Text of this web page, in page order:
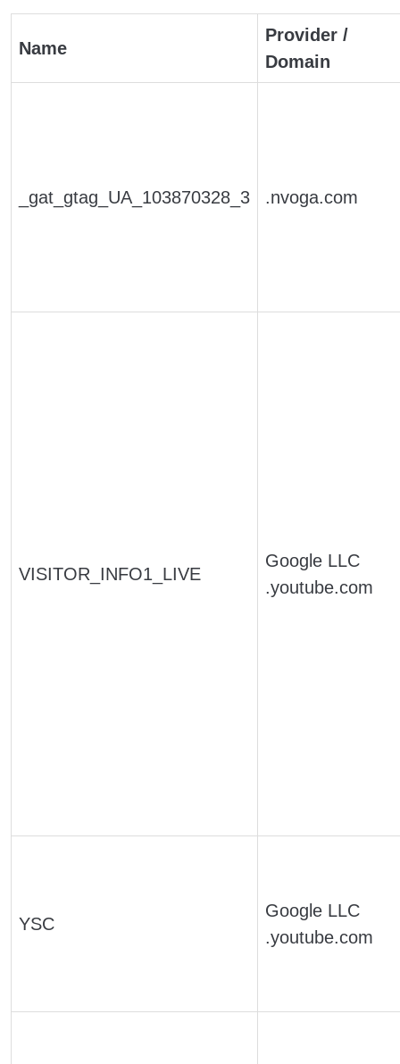
Name
Provider /
Domain
_gat_gtag_UA_103870328_3 .nvoga.com
VISITOR_INFO1_LIVE
Google LLC
.youtube.com
YSC
Google LLC
.youtube.com